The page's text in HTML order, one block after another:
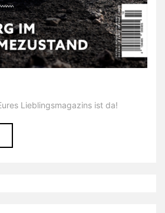
Lieblingsmagazins ist da!